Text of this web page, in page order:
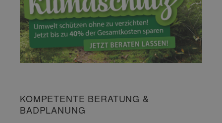
KOMPETENTE BERATUNG &
BADPLANUNG